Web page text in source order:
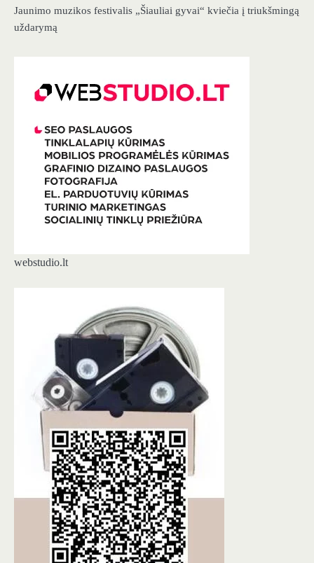
Jaunimo muzikos festivalis „Šiauliai gyvai“ kviečia į triukšmingą
uždarymą
webstudio.lt